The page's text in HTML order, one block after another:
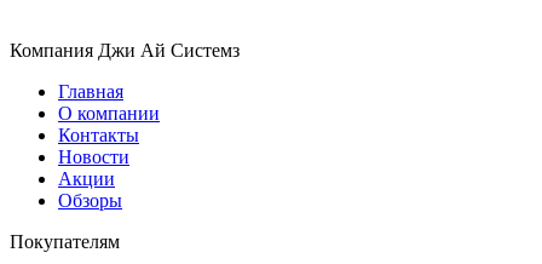
Компания Джи Ай Системз
Главная
О компании
Контакты
Новости
Акции
Обзоры
Покупателям